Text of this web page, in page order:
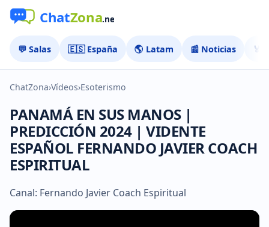
💬 Salas 🇪🇸 España 🌎 Latam 📰 Noticias 🏅
ChatZona›Vídeos›Esoterismo
PANAMÁ EN SUS MANOS |
PREDICCIÓN 2024 | VIDENTE
ESPAÑOL FERNANDO JAVIER COACH
ESPIRITUAL
Canal: Fernando Javier Coach Espiritual